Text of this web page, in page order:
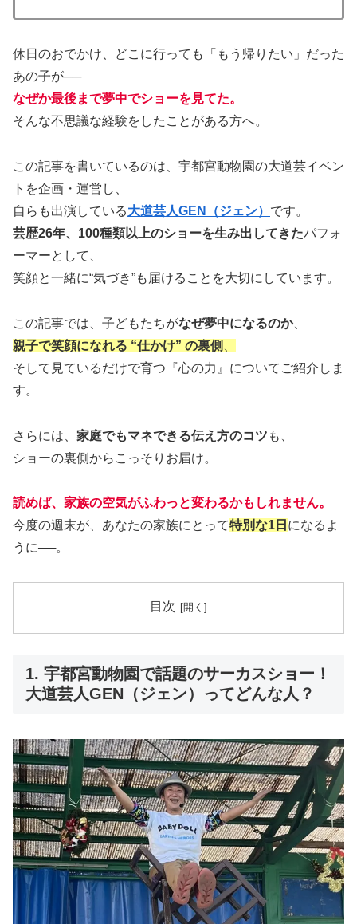
休日のおでかけ、どこに行っても「もう帰りたい」だった
あの子が──
なぜか最後まで夢中でショーを見てた。
そんな不思議な経験をしたことがある方へ。
この記事を書いているのは、宇都宮動物園の大道芸イベン
トを企画・運営し、
自らも出演している大道芸人GEN（ジェン） です。
芸歴26年、100種類以上のショーを生み出してきたパフォ
ーマーとして、
笑顔と一緒に“気づき”も届けることを大切にしています。
この記事では、子どもたちがなぜ夢中になるのか、
親子で笑顔になれる “仕かけ” の裏側
そして見ているだけで育つ『心の力』についてご紹介しま
す。
さらには、 家庭でもマネできる伝え方のコツ も、
ショーの裏側からこっそりお届け。
読めば、家族の空気がふわっと変わるかもしれません。
今度の週末が、あなたの家族にとって特別な1日 になるよ
うに──。
目次
1. 宇都宮動物園で話題のサーカスショー！
大道芸人GEN（ジェン）ってどんな人？